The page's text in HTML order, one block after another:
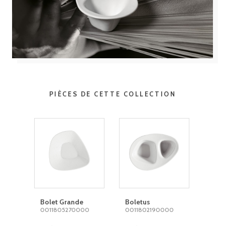
PIÈCES DE CETTE COLLECTION
Bolet Grande
0011805270000
Boletus
0011802190000